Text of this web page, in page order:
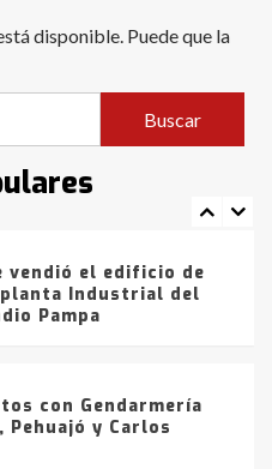
disponible. Puede que la
en gran parte
a la Policía
por
de drogas en la
vendió el edificio de
Industrial del
Pampa
con Gendarmería
Pehuajó y Carlos